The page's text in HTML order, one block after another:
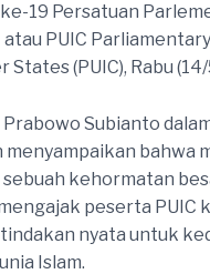
19 Persatuan
atau PUIC
States (PUIC), Rabu (14/
Prabowo Subianto
menyampaikan bahwa
kehormatan
peserta PUIC
nyata untuk
Islam.